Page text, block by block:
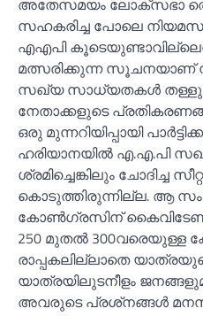
അതേസമയം ലോക്‌സഭാ
സഹകരിച്ച പോലെ
എഎപി
മത്സരിക്കുന്ന സൂചനയാണ്
സഖ്യ സാധ്യതകള്‍
നേതാക്കളുടെ
ഒരു മുന്നറിയിപ്പായി
ഹരിയാനയില്‍ എ.എ.പി
ശ്രമിച്ചെങ്കിലും
കൊടുത്തിരുന്നില്ല. ആ
കോണ്‍ഗ്രസിന്
250 മുതല്‍
രാപ്പകലില്ലാതെ
യാത്രയിലുടനീളം
അവരുടെ പ്രശ്‌നങ്ങള്‍